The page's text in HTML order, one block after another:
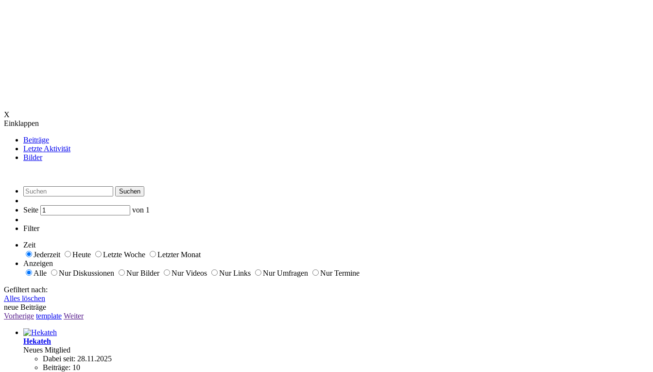
X
Einklappen
Beiträge
Letzte Aktivität
Bilder
Suchen
Seite von 1
Filter
Zeit
Jederzeit
Heute Letzte Woche
Letzter Monat
Anzeigen
Alle
Nur Diskussionen Nur Bilder Nur Videos Nur Links Nur Umfragen
Nur Termine
Gefiltert nach:
Alles löschen
neue Beiträge
Vorherige template Weiter
Hekateh
Neues Mitglied
Dabei seit: 28.11.2025
Beiträge: 10